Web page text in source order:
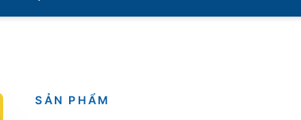
SẢN PHẨM